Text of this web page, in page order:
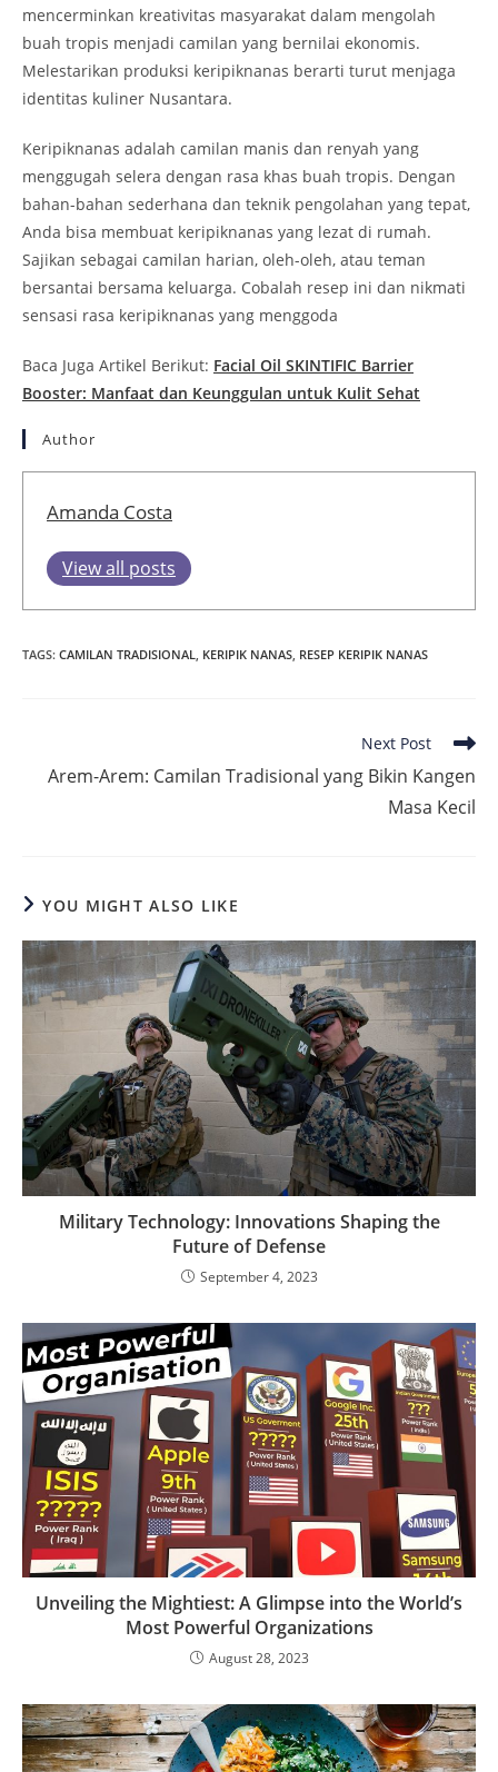
mencerminkan kreativitas masyarakat dalam mengolah
buah tropis menjadi camilan yang bernilai ekonomis.
Melestarikan produksi keripiknanas berarti turut menjaga
identitas kuliner Nusantara.
Keripiknanas adalah camilan manis dan renyah yang
menggugah selera dengan rasa khas buah tropis. Dengan
bahan-bahan sederhana dan teknik pengolahan yang tepat,
Anda bisa membuat keripiknanas yang lezat di rumah.
Sajikan sebagai camilan harian, oleh-oleh, atau teman
bersantai bersama keluarga. Cobalah resep ini dan nikmati
sensasi rasa keripiknanas yang menggoda
Baca Juga Artikel Berikut: Facial Oil SKINTIFIC Barrier
Booster: Manfaat dan Keunggulan untuk Kulit Sehat
Author
Amanda Costa
View all posts
TAGS: CAMILAN TRADISIONAL, KERIPIK NANAS, RESEP KERIPIK NANAS
articles
Next Post
Arem-Arem: Camilan Tradisional yang Bikin Kangen
Masa Kecil
YOU MIGHT ALSO LIKE
Military Technology: Innovations Shaping the
Future of Defense
September 4, 2023
Unveiling the Mightiest: A Glimpse into the World’s
Most Powerful Organizations
August 28, 2023